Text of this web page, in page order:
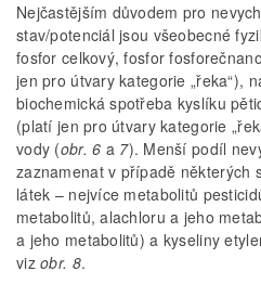
Nejčastějším důvodem pro
stav/potenciál jsou všeobecné
fosfor celkový, fosfor
jen pro útvary kategorie „řeka“),
biochemická spotřeba kyslíku
(platí jen pro útvary kategorie
vody (obr. 6 a 7). Menší podíl
zaznamenat v případě některých
látek – nejvíce metabolitů
metabolitů, alachloru a jeho
a jeho metabolitů) a kyseliny
vizobr. 8.